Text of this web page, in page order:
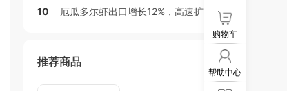
10 厄瓜多尔虾出口增长12%，高速扩张时代接近尾声
推荐商品
购物车
帮助中心